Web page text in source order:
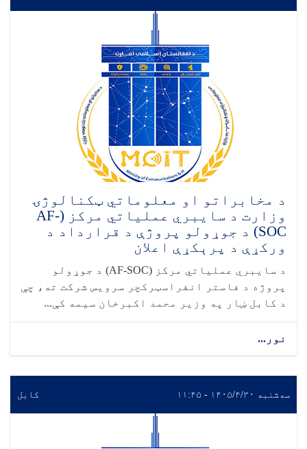
د مخابراتو او معلوماتي ټکنالوژۍ
وزارت د سایبري عملیاتي مرکز (AF-
SOC) د جوړولو پروژې د قرارداد د
ورکړې د پرېکړې اعلان
د سایبري عملیاتي مرکز (AF-SOC) د جوړولو
پروژه د فاستر انفراسټرکچر سرویس شرکت ته، چې
د کابل ښار په وزیر محمد اکبرخان سیمه کې...
نور...
سه‌شنبه ۱۴۰۵/۴/۳۰ - ۱۱:۴۵ کابل